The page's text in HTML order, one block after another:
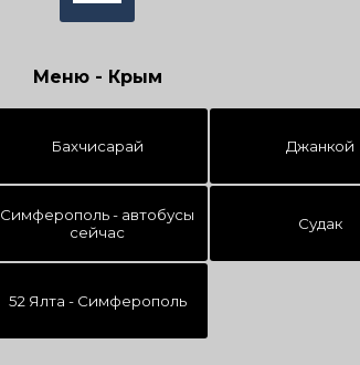
Меню - Крым
Бахчисарай Джанкой
Симферополь - автобусы
сейчаc
Судак
52 Ялта - Симферополь